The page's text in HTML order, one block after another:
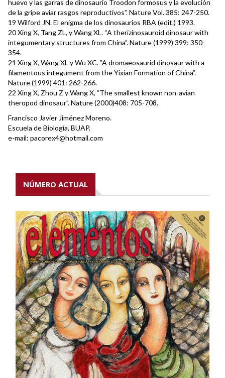
huevo y las garras de dinosaurio Troodon formosus y la evolución
de la gripe aviar rasgos reproductivos”. Nature Vol. 385: 247-250.
19 Wilford JN. El enigma de los dinosaurios RBA (edit.) 1993.
20 Xing X, Tang ZL, y Wang XL. “A therizinosauroid dinosaur with
integumentary structures from China”. Nature (1999) 399: 350-
354.
21 Xing X, Wang XL y Wu XC. ”A dromaeosaurid dinosaur with a
filamentous integument from the Yixian Formation of China”.
Nature (1999) 401: 262-266.
22 Xing X, Zhou Z y Wang X, ”The smallest known non-avian
theropod dinosaur”. Nature (2000)408: 705-708.
Francisco Javier Jiménez Moreno.
Escuela de Biología, BUAP.
e-mail: pacorex4@hotmail.com
NÚMERO ACTUAL